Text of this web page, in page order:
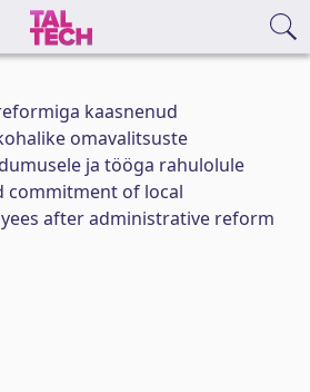
kaasnenud
omavalitsuste
ja tööga rahulolule
commitment of local
after administrative reform